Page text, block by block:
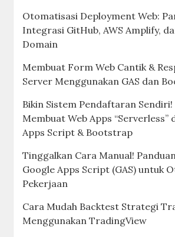
Otomatisasi Deployment Web:
Integrasi GitHub, AWS Amplify,
Domain
Membuat Form Web Cantik &
Server Menggunakan GAS dan
Bikin Sistem Pendaftaran Sendiri!
Membuat Web Apps “Serverless”
Apps Script & Bootstrap
Tinggalkan Cara Manual!
Google Apps Script (GAS) untuk
Pekerjaan
Cara Mudah Backtest Strategi
Menggunakan TradingView